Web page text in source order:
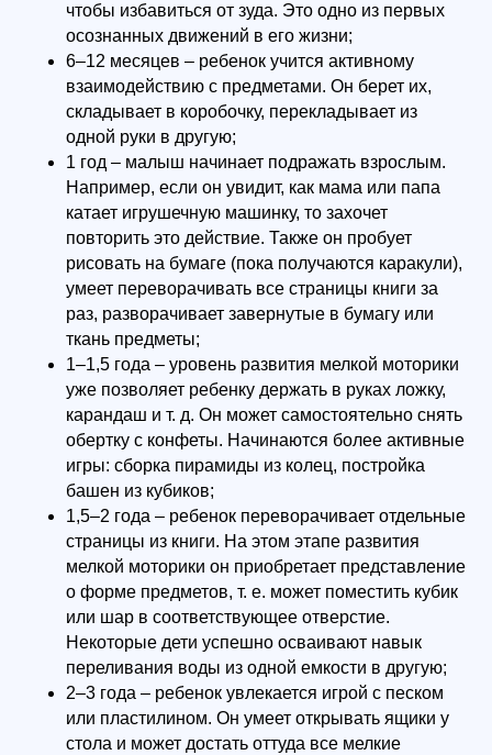
чтобы избавиться от зуда. Это одно из первых
осознанных движений в его жизни;
6–12 месяцев – ребенок учится активному
взаимодействию с предметами. Он берет их,
складывает в коробочку, перекладывает из
одной руки в другую;
1 год – малыш начинает подражать взрослым.
Например, если он увидит, как мама или папа
катает игрушечную машинку, то захочет
повторить это действие. Также он пробует
рисовать на бумаге (пока получаются каракули),
умеет переворачивать все страницы книги за
раз, разворачивает завернутые в бумагу или
ткань предметы;
1–1,5 года – уровень развития мелкой моторики
уже позволяет ребенку держать в руках ложку,
карандаш и т. д. Он может самостоятельно снять
обертку с конфеты. Начинаются более активные
игры: сборка пирамиды из колец, постройка
башен из кубиков;
1,5–2 года – ребенок переворачивает отдельные
страницы из книги. На этом этапе развития
мелкой моторики он приобретает представление
о форме предметов, т. е. может поместить кубик
или шар в соответствующее отверстие.
Некоторые дети успешно осваивают навык
переливания воды из одной емкости в другую;
2–3 года – ребенок увлекается игрой с песком
или пластилином. Он умеет открывать ящики у
стола и может достать оттуда все мелкие